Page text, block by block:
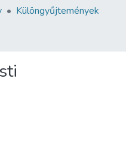
Különgyűjtemények